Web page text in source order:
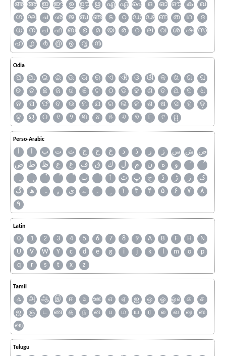
അ ആ ഇ ഈ ഉ ഊ ഋ എ ഏ ഐ ഒ ഓ ഔ ക
ഖ
ഗ
ഘ ച ഛ ജ ഝ ഞ ട ഠ ഡ ഢ ണ ത ഥ
ദ
ധ
ന പ ഫ ബ ഭ മ യ ര റ ല വ ശ ഷ
സ
ഹ
൧ ൪ ൫ ൭ ൮ ൯
Odia
ଅ ଆ ଇ ଈ ଉ ଊ ଋ ଏ ଐ ଓ ଔ କ ଖ ଗ
ଘ
ଙ
ଚ ଛ ଜ ଝ ଞ ଟ ଠ ଡ ଢ ଣ ତ ଥ ଦ
ଧ
ନ
ପ ଫ ବ ଭ ମ ଯ ର ଲ ଳ ଶ ଷ ସ ହ
ଡ଼
ଢ଼
ୟ ୦ ୧ ୨ ୩ ୪ ୫ ୬ ୭ ୮ ୯ ୱ
Perso-Arabic
آ ا ب ت ث ج ح خ د ذ ر ز س ش ص
ض
ط ظ ع غ ف ق ك ل م ن ه
و
ٮ
ٲ ٹ پ چ ڈ ڑ ژ
ک
گ
ھ ہ ۄ ی ے ۔ ۱ ۳ ۴ ۵ ۶ ۷
۸
۹
Latin
0 1 2 3 4 5 6 7 8 9 A B F H
N
U
V W Y c d e g i j k l m o
p
q
r s t x z
Tamil
ஃ அ ஆ இ ஈ உ ஊ எ ஏ ஐ ஒ ஓ ஔ க
ச
ஜ
ஞ ட ண த ந ன ப ம ய ர ல வ ஷ
ஸ
ஹ
Telugu